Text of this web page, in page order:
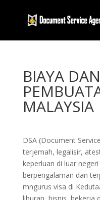
BIAYA
MALAYSIA
DSA (Document
terjemah, legalisir,
keperluan di luar
berpengalaman dan
mngurus visa di